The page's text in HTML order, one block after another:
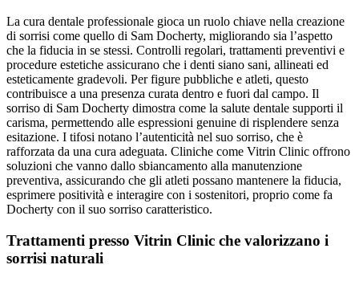
La cura dentale professionale gioca un ruolo chiave nella creazione
di sorrisi come quello di Sam Docherty, migliorando sia l’aspetto
che la fiducia in se stessi. Controlli regolari, trattamenti preventivi e
procedure estetiche assicurano che i denti siano sani, allineati ed
esteticamente gradevoli. Per figure pubbliche e atleti, questo
contribuisce a una presenza curata dentro e fuori dal campo. Il
sorriso di Sam Docherty dimostra come la salute dentale supporti il
carisma, permettendo alle espressioni genuine di risplendere senza
esitazione. I tifosi notano l’autenticità nel suo sorriso, che è
rafforzata da una cura adeguata. Cliniche come Vitrin Clinic offrono
soluzioni che vanno dallo sbiancamento alla manutenzione
preventiva, assicurando che gli atleti possano mantenere la fiducia,
esprimere positività e interagire con i sostenitori, proprio come fa
Docherty con il suo sorriso caratteristico.
Trattamenti presso Vitrin Clinic che valorizzano i
sorrisi naturali